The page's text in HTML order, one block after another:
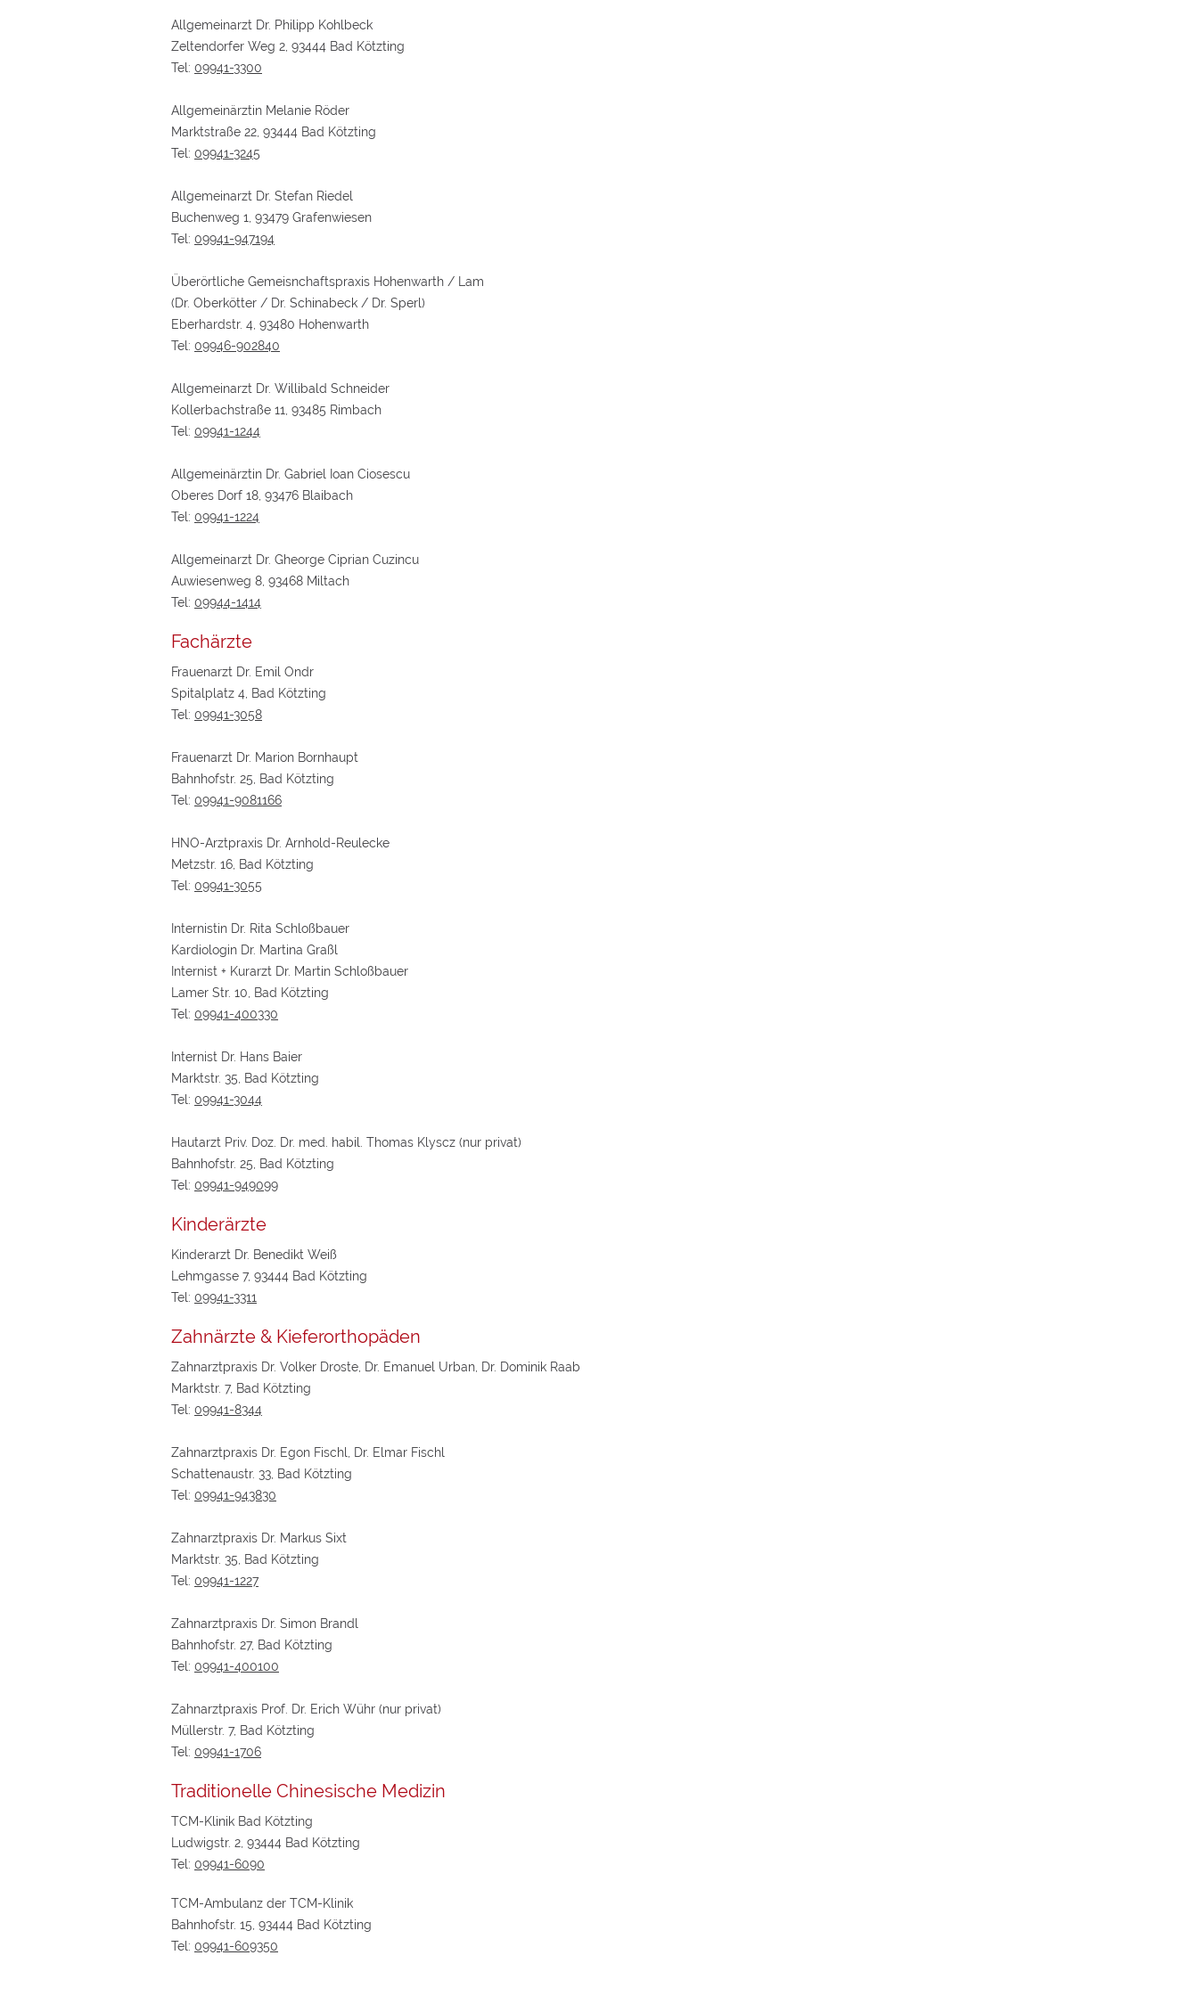
Allgemeinarzt Dr. Philipp Kohlbeck
Zeltendorfer Weg 2, 93444 Bad Kötzting
Tel: 09941-3300
Allgemeinärztin Melanie Röder
Marktstraße 22, 93444 Bad Kötzting
Tel: 09941-3245
Allgemeinarzt Dr. Stefan Riedel
Buchenweg 1, 93479 Grafenwiesen
Tel: 09941-947194
Überörtliche Gemeisnchaftspraxis Hohenwarth / Lam
(Dr. Oberkötter / Dr. Schinabeck / Dr. Sperl)
Eberhardstr. 4, 93480 Hohenwarth
Tel: 09946-902840
Allgemeinarzt Dr. Willibald Schneider
Kollerbachstraße 11, 93485 Rimbach
Tel: 09941-1244
Allgemeinärztin Dr. Gabriel Ioan Ciosescu
Oberes Dorf 18, 93476 Blaibach
Tel: 09941-1224
Allgemeinarzt Dr. Gheorge Ciprian Cuzincu
Auwiesenweg 8, 93468 Miltach
Tel: 09944-1414
Fachärzte
Frauenarzt Dr. Emil Ondr
Spitalplatz 4, Bad Kötzting
Tel: 09941-3058
Frauenarzt Dr. Marion Bornhaupt
Bahnhofstr. 25, Bad Kötzting
Tel: 09941-9081166
HNO-Arztpraxis Dr. Arnhold-Reulecke
Metzstr. 16, Bad Kötzting
Tel: 09941-3055
Internistin Dr. Rita Schloßbauer
Kardiologin Dr. Martina Graßl
Internist + Kurarzt Dr. Martin Schloßbauer
Lamer Str. 10, Bad Kötzting
Tel: 09941-400330
Internist Dr. Hans Baier
Marktstr. 35, Bad Kötzting
Tel: 09941-3044
Hautarzt Priv. Doz. Dr. med. habil. Thomas Klyscz (nur privat)
Bahnhofstr. 25, Bad Kötzting
Tel: 09941-949099
Kinderärzte
Kinderarzt Dr. Benedikt Weiß
Lehmgasse 7, 93444 Bad Kötzting
Tel: 09941-3311
Zahnärzte & Kieferorthopäden
Zahnarztpraxis Dr. Volker Droste, Dr. Emanuel Urban, Dr. Dominik Raab
Marktstr. 7, Bad Kötzting
Tel: 09941-8344
Zahnarztpraxis Dr. Egon Fischl, Dr. Elmar Fischl
Schattenaustr. 33, Bad Kötzting
Tel: 09941-943830
Zahnarztpraxis Dr. Markus Sixt
Marktstr. 35, Bad Kötzting
Tel: 09941-1227
Zahnarztpraxis Dr. Simon Brandl
Bahnhofstr. 27, Bad Kötzting
Tel: 09941-400100
Zahnarztpraxis Prof. Dr. Erich Wühr (nur privat)
Müllerstr. 7, Bad Kötzting
Tel: 09941-1706
Traditionelle Chinesische Medizin
TCM-Klinik Bad Kötzting
Ludwigstr. 2, 93444 Bad Kötzting
Tel: 09941-6090
TCM-Ambulanz der TCM-Klinik
Bahnhofstr. 15, 93444 Bad Kötzting
Tel: 09941-609350